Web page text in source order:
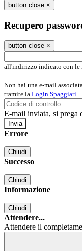
button close ×
Recupero
button close ×
all'indirizzo indicato con le
Non hai una e-mail
tramite la Login Spaggiari
E-mail inviata, si prega
Errore
Chiudi
Successo
Chiudi
Informazione
Chiudi
Attendere...
Attendere il